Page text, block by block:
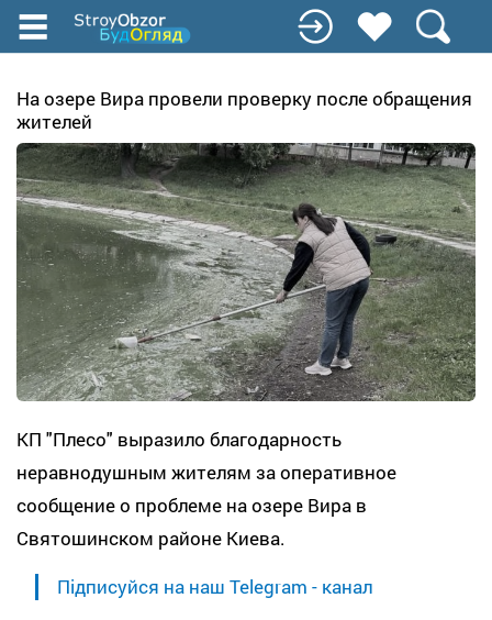
Перейти
содержанию
На озере Вира провели проверку после обращения
жителей
КП "Плесо" выразило благодарность
неравнодушным жителям за оперативное
сообщение о проблеме на озере Вира в
Святошинском районе Киева.
Підписуйся на наш Telegram - канал